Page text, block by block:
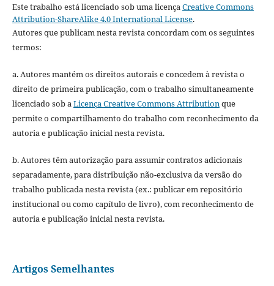
Este trabalho está licenciado sob uma licençaCreative Commons
Attribution-ShareAlike 4.0 International License.
Autores que publicam nesta revista concordam com os seguintes
termos:
a. Autores mantém os direitos autorais e concedem à revista o
direito de primeira publicação, com o trabalho simultaneamente
licenciado sob aLicença Creative Commons Attributionque
permite o compartilhamento do trabalho com reconhecimento da
autoria e publicação inicial nesta revista.
b. Autores têm autorização para assumir contratos adicionais
separadamente, para distribuição não-exclusiva da versão do
trabalho publicada nesta revista (ex.: publicar em repositório
institucional ou como capítulo de livro), com reconhecimento de
autoria e publicação inicial nesta revista.
Artigos Semelhantes